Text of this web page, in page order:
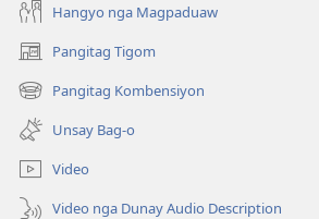
Hangyo nga Magpaduaw
Pangitag Tigom
(mo-
open
ug
bag-
ong
window)
Pangitag Kombensiyon
(mo-
open
ug
bag-
ong
window)
Unsay Bag-o
Video
Video nga Dunay Audio Description